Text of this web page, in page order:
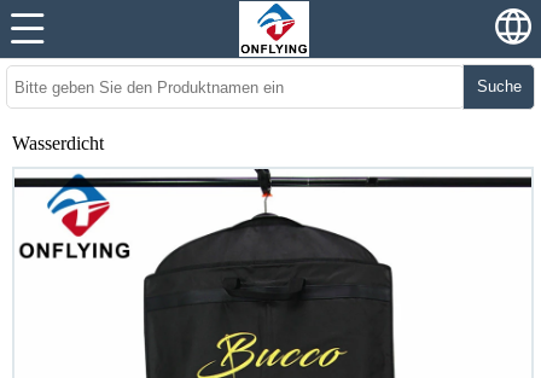
Suche
Wasserdicht